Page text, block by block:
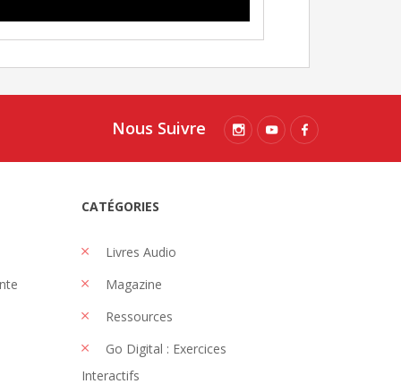
Nous Suivre
CATÉGORIES
Livres Audio
Magazine
Ressources
Go Digital : Exercices
Interactifs